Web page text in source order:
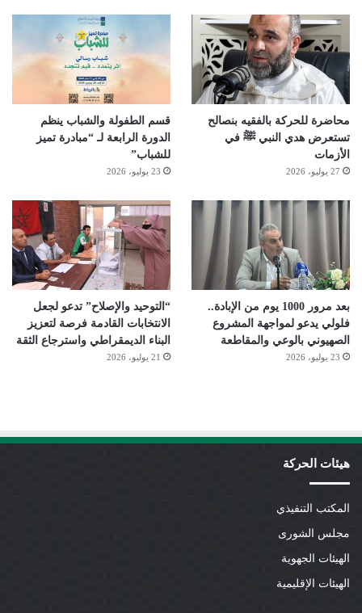
محاضرة للحركة بالفقيه بنصالح
تستعرض هدي النبي ﷺ في
الأزمات
27 يوليو، 2026
قسم الطفولة والشباب ينظم
الدورة الرابعة لـ “مبادرة تميز
للشباب”
23 يوليو، 2026
بعد مرور 1000 يوم من الإبادة..
فلولي يدعو لمواجهة المشروع
الصهيوني بالوعي والمقاطعة
23 يوليو، 2026
“التوحيد والإصلاح” تدعو لجعل
الانتخابات القادمة فرصة لتعزيز
البناء الديمقراطي واسترجاع الثقة
21 يوليو، 2026
هيئات الحركة
المكتب التنفيذي
مجلس الشورى
الهيئات الجهوية
الهيئات الإقليمية